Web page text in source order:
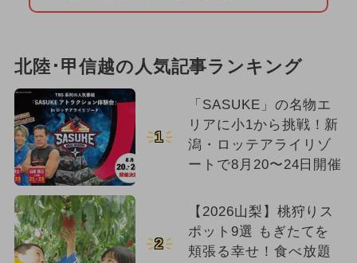
北陸･甲信越の人気記事ランキング
1
「SASUKE」の名物エ
リアに小1から挑戦！新
潟・ロッテアライリゾ
ートで8月20〜24日開催
2
【2026山梨】桃狩りス
ポット9選 もぎたてを
頬張る幸せ！食べ放題